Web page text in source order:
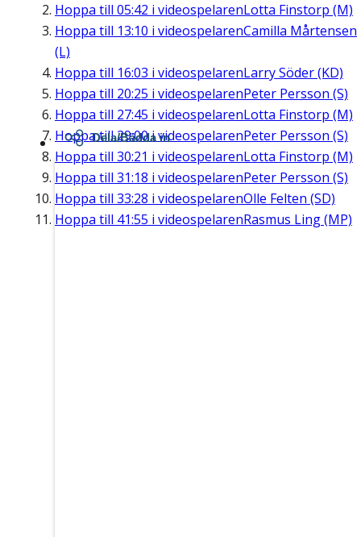
Hoppa till 05:42 i videospelarenLotta Finstorp (M)
Hoppa till 13:10 i videospelarenCamilla Mårtensen
(L)
Hoppa till 16:03 i videospelarenLarry Söder (KD)
Hoppa till 20:25 i videospelarenPeter Persson (S)
Hoppa till 27:45 i videospelarenLotta Finstorp (M)
Hoppa till29:00i videospelarenPeter Persson (S)
Hoppa till 30:21 i videospelarenLotta Finstorp (M)
Hoppa till 31:18 i videospelarenPeter Persson (S)
Hoppa till 33:28 i videospelarenOlle Felten (SD)
Hoppa till 41:55 i videospelarenRasmus Ling (MP)
Dela/Bädda in